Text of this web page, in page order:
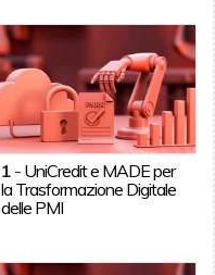
1 - UniCredit e MADE per
la Trasformazione Digitale
delle PMI